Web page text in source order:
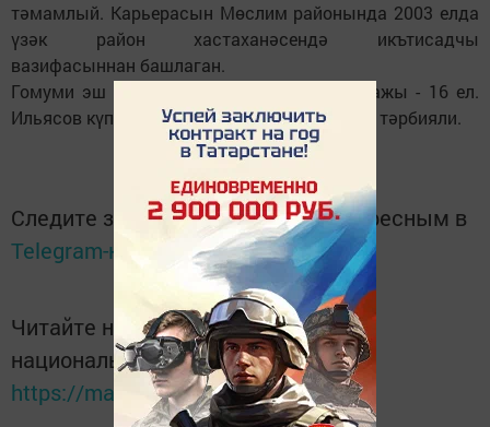
тәмамлый. Карьерасын Мөслим районында 2003 елда
үзәк район хастаханәсендә икътисадчы
вазифасыннан башлаган.
Гомуми эш стажы - 19 ел, җитәкчелек стажы - 16 ел.
Ильясов күпбалалы ата, ике малай һәм кыз тәрбияли.
Следите за самым важным и интересным в
Telegram-канале
Татмедиа
Читайте новости Татарстана в
национальном мессенджере MАХ:
https://max.ru/tatmedia